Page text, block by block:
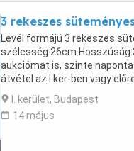
3 rekeszes
Levél formájú 3 rekeszes
szélesség:26cm
aukciómat is, szinte
átvétel az I.ker-ben vagy
a vevőt terheli!
I. kerület, Budapest
14 május